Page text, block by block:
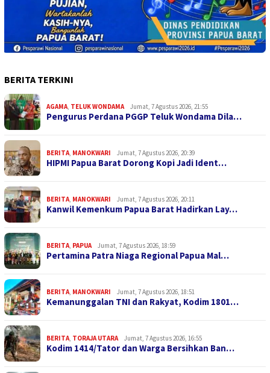
BERITA TERKINI
AGAMA, TELUK WONDAMA Jumat, 7 Agustus 2026, 21:55
Pengurus Perdana PGGP Teluk Wondama Dila…
BERITA, MANOKWARI Jumat, 7 Agustus 2026, 20:39
HIPMI Papua Barat Dorong Kopi Jadi Ident…
BERITA, MANOKWARI Jumat, 7 Agustus 2026, 20:11
Kanwil Kemenkum Papua Barat Hadirkan Lay…
BERITA, PAPUA Jumat, 7 Agustus 2026, 18:59
Pertamina Patra Niaga Regional Papua Mal…
BERITA, MANOKWARI Jumat, 7 Agustus 2026, 18:51
Kemanunggalan TNI dan Rakyat, Kodim 1801…
BERITA, TORAJA UTARA Jumat, 7 Agustus 2026, 16:55
Kodim 1414/Tator dan Warga Bersihkan Ban…